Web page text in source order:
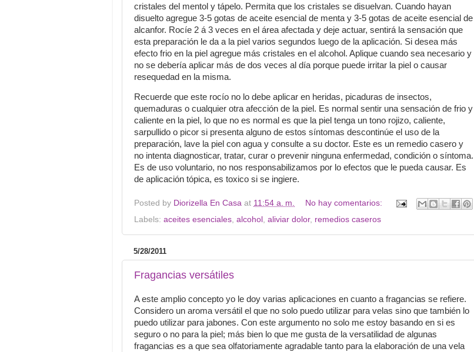
cristales del mentol y tápelo. Permita que los cristales se disuelvan. Cuando hayan
disuelto agregue 3-5 gotas de aceite esencial de menta y 3-5 gotas de aceite esencial de
alcanfor. Rocíe 2 á 3 veces en el área afectada y deje actuar, sentirá la sensación que
esta preparación le da a la piel varios segundos luego de la aplicación. Si desea más
efecto frio en la piel agregue más cristales en el alcohol. Aplique cuando sea necesario y
no se debería aplicar más de dos veces al día porque puede irritar la piel o causar
resequedad en la misma.
Recuerde que este rocío no lo debe aplicar en heridas, picaduras de insectos,
quemaduras o cualquier otra afección de la piel. Es normal sentir una sensación de frio y
caliente en la piel, lo que no es normal es que la piel tenga un tono rojizo, caliente,
sarpullido o picor si presenta alguno de estos síntomas descontinúe el uso de la
preparación, lave la piel con agua y consulte a su doctor. Este es un remedio casero y
no intenta diagnosticar, tratar, curar o prevenir ninguna enfermedad, condición o síntoma.
Es de uso voluntario, no nos responsabilizamos por lo efectos que le pueda causar. Es
de aplicación tópica, es toxico si se ingiere.
Posted by Diorizella En Casa at 11:54 a. m.
No hay comentarios:
Labels: aceites esenciales, alcohol , aliviar dolor, remedios caseros
5/28/2011
Fragancias versátiles
A este amplio concepto yo le doy varias aplicaciones en cuanto a fragancias se refiere.
Considero un aroma versátil el que no solo puedo utilizar para velas sino que también lo
puedo utilizar para jabones. Con este argumento no solo me estoy basando en si es
seguro o no para la piel; más bien lo que me gusta de la versatilidad de algunas
fragancias es a que sea olfatoriamente agradable tanto para la elaboración de una vela